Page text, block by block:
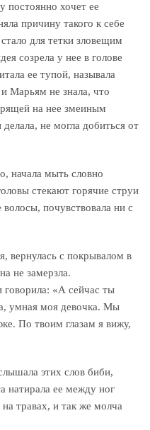
постоянно хочет ее
причину такого к себе
для тетки зловещим
созрела у нее в голове
ее тупой, называла
Марьям не знала, что
на нее змеиным
не могла добиться от
начала мыть словно
стекают горячие струи
почувствовала ни с
вернулась с покрывалом в
не замерзла.
«А сейчас ты
умная моя девочка. Мы
По твоим глазам я вижу,
этих слов биби,
натирала ее между ног
травах, и так же молча